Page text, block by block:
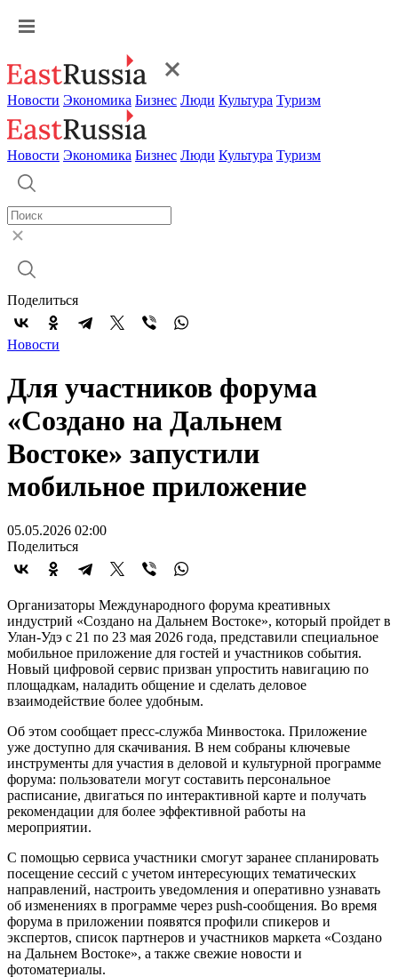
Новости Экономика Бизнес Люди Культура Туризм
Новости Экономика Бизнес Люди Культура Туризм
Поделиться
Новости
Для участников форума
«Создано на Дальнем
Востоке» запустили
мобильное приложение
05.05.2026 02:00
Поделиться
Организаторы Международного форума креативных
индустрий «Создано на Дальнем Востоке», который пройдет в
Улан-Удэ с 21 по 23 мая 2026 года, представили специальное
мобильное приложение для гостей и участников события.
Новый цифровой сервис призван упростить навигацию по
площадкам, наладить общение и сделать деловое
взаимодействие более удобным.
Об этом сообщает пресс-служба Минвостока. Приложение
уже доступно для скачивания. В нем собраны ключевые
инструменты для участия в деловой и культурной программе
форума: пользователи могут составить персональное
расписание, двигаться по интерактивной карте и получать
рекомендации для более эффективной работы на
мероприятии.
С помощью сервиса участники смогут заранее спланировать
посещение сессий с учетом интересующих тематических
направлений, настроить уведомления и оперативно узнавать
об изменениях в программе через push-сообщения. Во время
форума в приложении появятся профили спикеров и
экспертов, список партнеров и участников маркета «Создано
на Дальнем Востоке», а также свежие новости и
фотоматериалы.